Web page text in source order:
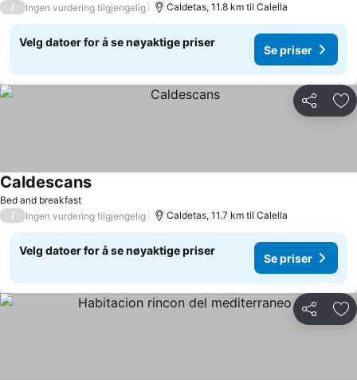
/ Ingen vurdering tilgjengelig Caldetas, 11.8 km til Calella
Velg datoer for å se nøyaktige priser
Se priser
Del
Bed and breakfast
CaldescansSe priser
/ Ingen vurdering tilgjengelig Caldetas, 11.7 km til Calella
Velg datoer for å se nøyaktige priser
Se priser
Del